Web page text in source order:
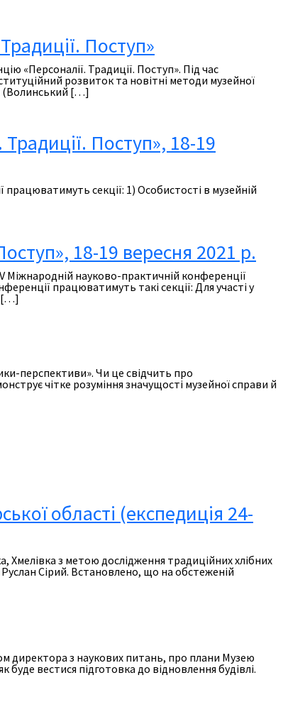
Поступ»
«Персоналії. Традиції. Поступ». Під час
розвиток та новітні методи музейної
(Волинський […]
Поступ», 18-19
секції: 1) Особистості в музейній
18-19 вересня 2021 р.
Міжнародній науково-практичній конференції
працюватимуть такі секції: Для участі у
[…]
перспективи». Чи це свідчить про
чітке розуміння значущості музейної справи й
області (експедиція 24-
Хмелівка з метою дослідження традиційних хлібних
Сірий. Встановлено, що на обстеженій
директора з наукових питань, про плани Музею
вестися підготовка до відновлення будівлі.